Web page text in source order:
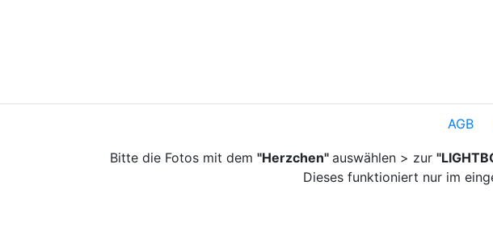
AGB
Bitte die Fotos mit dem "Herzchen" auswählen > zur
Dieses funktioniert nur im